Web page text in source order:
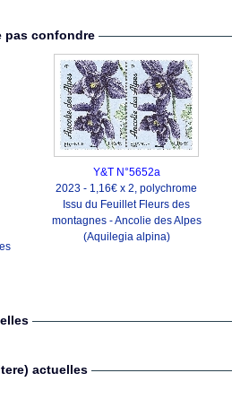
pas confondre
Y&T N°5652a
2023 - 1,16€ x 2, polychrome
Issu du Feuillet Fleurs des
montagnes - Ancolie des Alpes
(Aquilegia alpina)
actuelles